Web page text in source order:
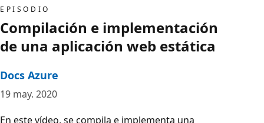
EPISODIO
Compilación e implementación
de una aplicación web estática
Docs Azure
19 may. 2020
En este vídeo, se compila e implementa una